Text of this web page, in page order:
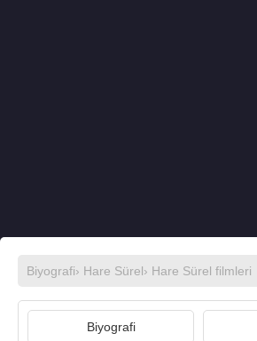
Biyografi› Hare Sürel› Hare Sürel filmleri
Biyografi